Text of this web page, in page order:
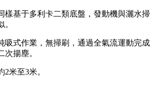
樣基于多利卡二類底盤，發動機與灑水掃
。
吸式作業，無掃刷，通過全氣流運動完成
次揚塵。
2米至3米。